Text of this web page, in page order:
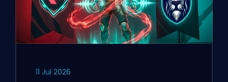
11 Jul 2026